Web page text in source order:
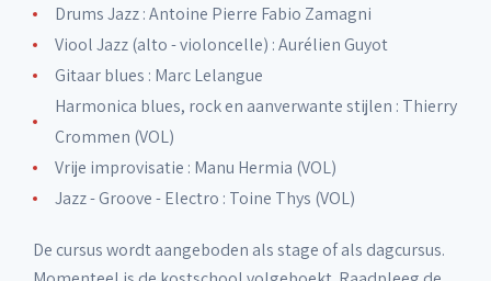
Drums Jazz : Antoine Pierre Fabio Zamagni
Viool Jazz (alto - violoncelle) : Aurélien Guyot
Gitaar blues : Marc Lelangue
Harmonica blues, rock en aanverwante stijlen : Thierry
Crommen (VOL)
Vrije improvisatie : Manu Hermia (VOL)
Jazz - Groove - Electro : Toine Thys (VOL)
De cursus wordt aangeboden als stage of als dagcursus.